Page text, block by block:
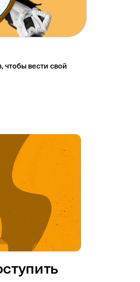
чтобы вести свой